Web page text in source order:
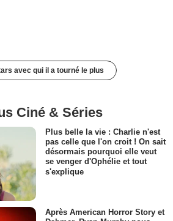
avec qui il a tourné le plus
Ciné & Séries
Plus belle la vie : Charlie n'est
pas celle que l'on croit ! On sait
désormais pourquoi elle veut
se venger d'Ophélie et tout
s'explique
Après American Horror Story et